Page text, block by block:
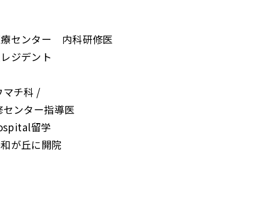
センター 内科研修医
ジデント
マチ科 /
ンター指導医
留学
が丘に開院